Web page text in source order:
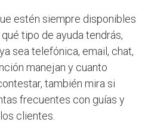
estén siempre disponibles
tipo de ayuda tendrás,
sea telefónica, email, chat,
manejan y cuanto
también mira si
frecuentes con guías y
clientes.